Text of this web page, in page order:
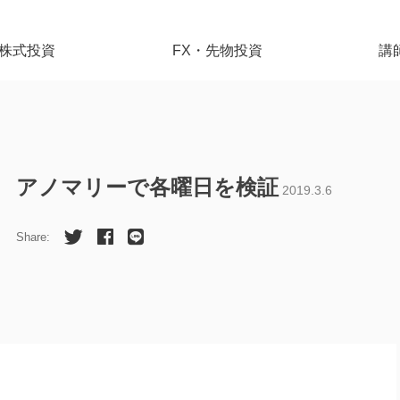
式投資 FX・先物投資 講
アノマリーで各曜日を検証 2019.3.6
Share: